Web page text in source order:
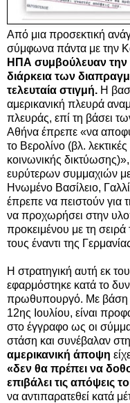
Από μια προσεκτική
σύμφωνα πάντα με την
ΗΠΑ συμβούλευαν την
διάρκεια των
τελευταία στιγμή. Η
αμερικανική πλευρά
πλευράς, επί τη βάσει
Αθήνα έπρεπε «να
το Βερολίνο (βλ.
κοινωνικής
ευρύτερων συμμαχιών
Ηνωμένο Βασίλειο,
έπρεπε να πειστούν για
να προχωρήσει στην
προκειμένου με τη
τους έναντι της
Η στρατηγική αυτή εκ
εφαρμόστηκε κατά το
πρωθυπουργό. Με βάση
12ης Ιουλίου, είναι
στο έγγραφο ως οι
στάση και συνέβαλαν
αμερικανική άποψη
«δεν θα πρέπει να
επιβάλει τις απόψεις
να αντιπαρατεθεί κατά